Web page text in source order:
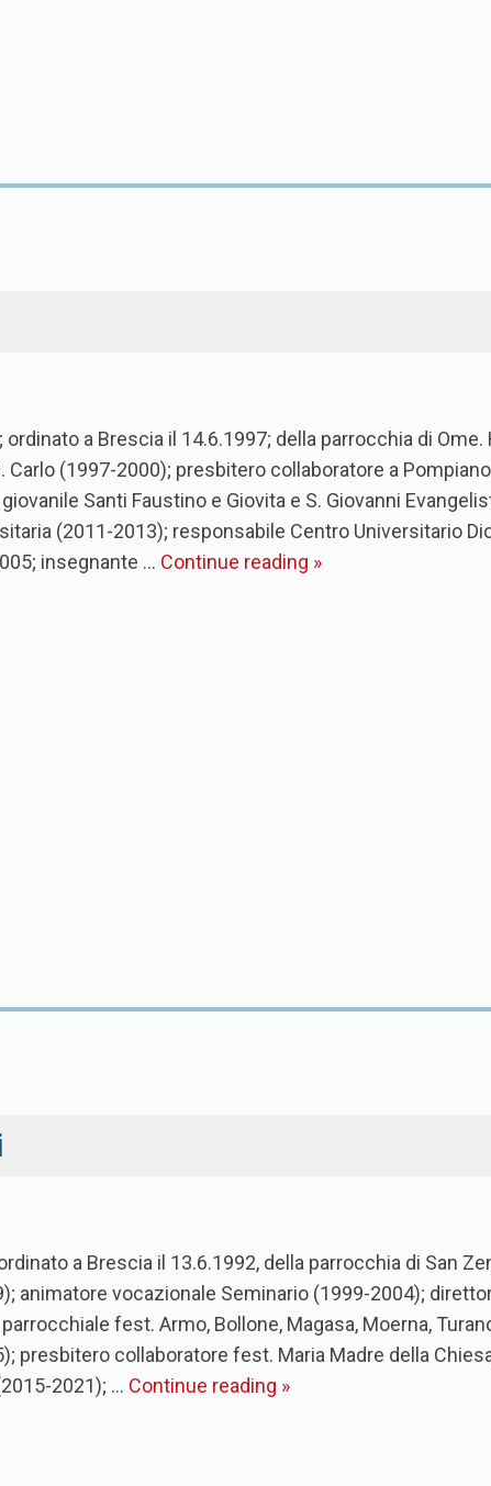
ordinato a Brescia il 14.6.1997; della parrocchia di
Carlo (1997-2000); presbitero collaboratore a
Santi Faustino e Giovita e S. Giovanni
(2011-2013); responsabile Centro Universitario
insegnante … Continue reading »
a Brescia il 13.6.1992, della parrocchia di San
animatore vocazionale Seminario (1999-2004);
fest. Armo, Bollone, Magasa, Moerna,
presbitero collaboratore fest. Maria Madre della
2021); … Continue reading »